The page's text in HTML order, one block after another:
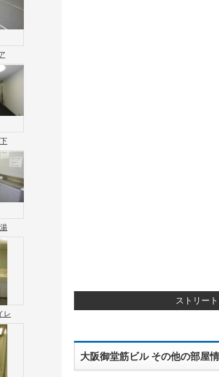
レ
ストリー
大阪御堂筋ビル その他の部屋